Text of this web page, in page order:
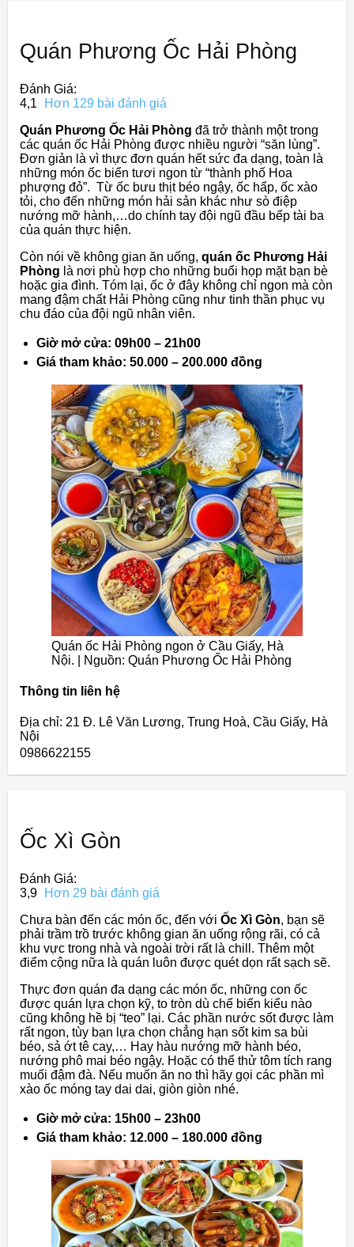
Quán Phương Ốc Hải Phòng
Đánh Giá:
4,1
Hơn 129 bài đánh giá
Quán Phương Ốc Hải Phòng đã trở thành một trong
các quán ốc Hải Phòng được nhiều người “săn lùng”.
Đơn giản là vì thực đơn quán hết sức đa dạng, toàn là
những món ốc biển tươi ngon từ “thành phố Hoa
phượng đỏ”. Từ ốc bưu thịt béo ngậy, ốc hấp, ốc xào
tỏi, cho đến những món hải sản khác như sò điệp
nướng mỡ hành,…do chính tay đội ngũ đầu bếp tài ba
của quán thực hiện.
Còn nói về không gian ăn uống, quán ốc Phương Hải
Phòng là nơi phù hợp cho những buổi họp mặt bạn bè
hoặc gia đình. Tóm lại, ốc ở đây không chỉ ngon mà còn
mang đậm chất Hải Phòng cũng như tinh thần phục vụ
chu đáo của đội ngũ nhân viên.
Giờ mở cửa: 09h00 – 21h00
Giá tham khảo: 50.000 – 200.000 đồng
Quán ốc Hải Phòng ngon ở Cầu Giấy, Hà
Nội. | Nguồn: Quán Phương Ốc Hải Phòng
Thông tin liên hệ
Địa chỉ: 21 Đ. Lê Văn Lương, Trung Hoà, Cầu Giấy, Hà
Nội
0986622155
Ốc Xì Gòn
Đánh Giá:
3,9
Hơn 29 bài đánh giá
Chưa bàn đến các món ốc, đến với Ốc Xì Gòn, bạn sẽ
phải trầm trồ trước không gian ăn uống rộng rãi, có cả
khu vực trong nhà và ngoài trời rất là chill. Thêm một
điểm cộng nữa là quán luôn được quét dọn rất sạch sẽ.
Thực đơn quán đa dạng các món ốc, những con ốc
được quán lựa chọn kỹ, to tròn dù chế biến kiểu nào
cũng không hề bị “teo” lại. Các phần nước sốt được làm
rất ngon, tùy bạn lựa chọn chẳng hạn sốt kim sa bùi
béo, sả ớt tê cay,… Hay hàu nướng mỡ hành béo,
nướng phô mai béo ngậy. Hoặc có thể thử tôm tích rang
muối đậm đà. Nếu muốn ăn no thì hãy gọi các phần mì
xào ốc móng tay dai dai, giòn giòn nhé.
Giờ mở cửa: 15h00 – 23h00
Giá tham khảo: 12.000 – 180.000 đồng